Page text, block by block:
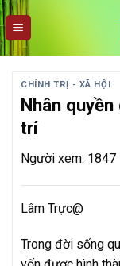
Skip
to
content
CHÍNH TRỊ - XÃ HỘI
Nhân
trí
Người xem: 1847
Lâm Trực@
Trong đời sống